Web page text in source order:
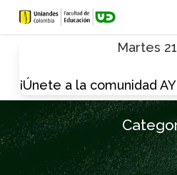
Skip
Martes
¡Únete a la comunidad